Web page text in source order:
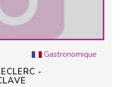
Gastronomique
-